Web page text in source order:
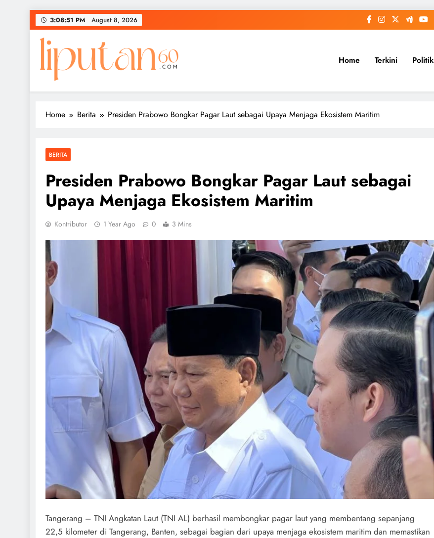
Skip
to
content
3:08:52 PM August 8, 2026
Home Terkini Politik
Home Berita Presiden Prabowo Bongkar Pagar Laut sebagai Upaya Menjaga Ekosistem Maritim
BERITA
Presiden Prabowo Bongkar Pagar Laut sebagai
Upaya Menjaga Ekosistem Maritim
Kontributor 1 Year Ago 0 3 Mins
Tangerang – TNI Angkatan Laut (TNI AL) berhasil membongkar pagar laut yang membentang sepanjang
22,5 kilometer di Tangerang, Banten, sebagai bagian dari upaya menjaga ekosistem maritim dan memastikan